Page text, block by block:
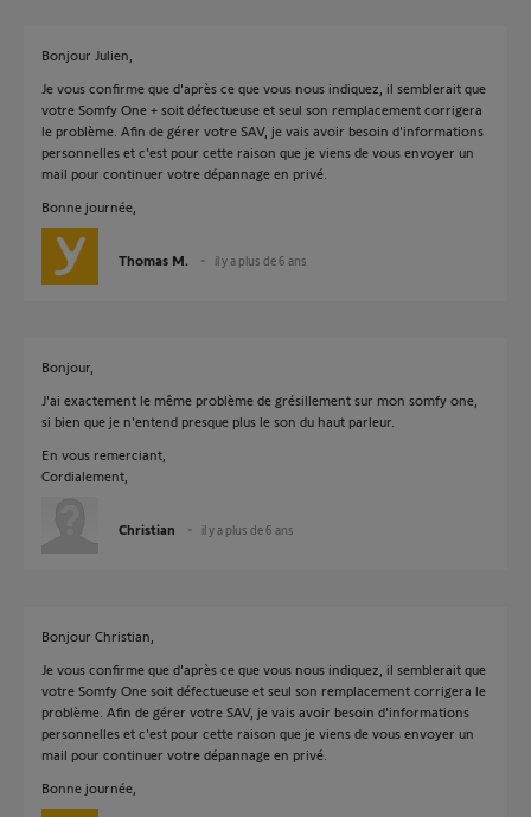
Bonjour Julien,
Je vous confirme que d'après ce que vous nous indiquez, il semblerait que
votre Somfy One + soit défectueuse et seul son remplacement corrigera
le problème. Afin de gérer votre SAV, je vais avoir besoin d'informations
personnelles et c'est pour cette raison que je viens de vous envoyer un
mail pour continuer votre dépannage en privé.
Bonne journée,
Thomas M. il y a plus de 6 ans
Bonjour,
J'ai exactement le même problème de grésillement sur mon somfy one,
si bien que je n'entend presque plus le son du haut parleur.
En vous remerciant,
Cordialement,
Christian il y a plus de 6 ans
Bonjour Christian,
Je vous confirme que d'après ce que vous nous indiquez, il semblerait que
votre Somfy One soit défectueuse et seul son remplacement corrigera le
problème. Afin de gérer votre SAV, je vais avoir besoin d'informations
personnelles et c'est pour cette raison que je viens de vous envoyer un
mail pour continuer votre dépannage en privé.
Bonne journée,